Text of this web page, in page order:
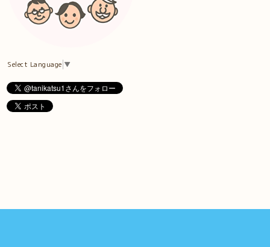
Select Language ▼